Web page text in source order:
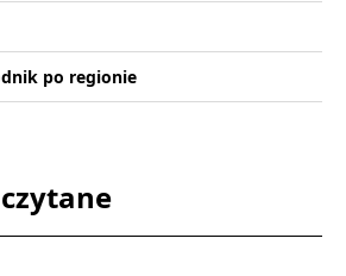
po regionie